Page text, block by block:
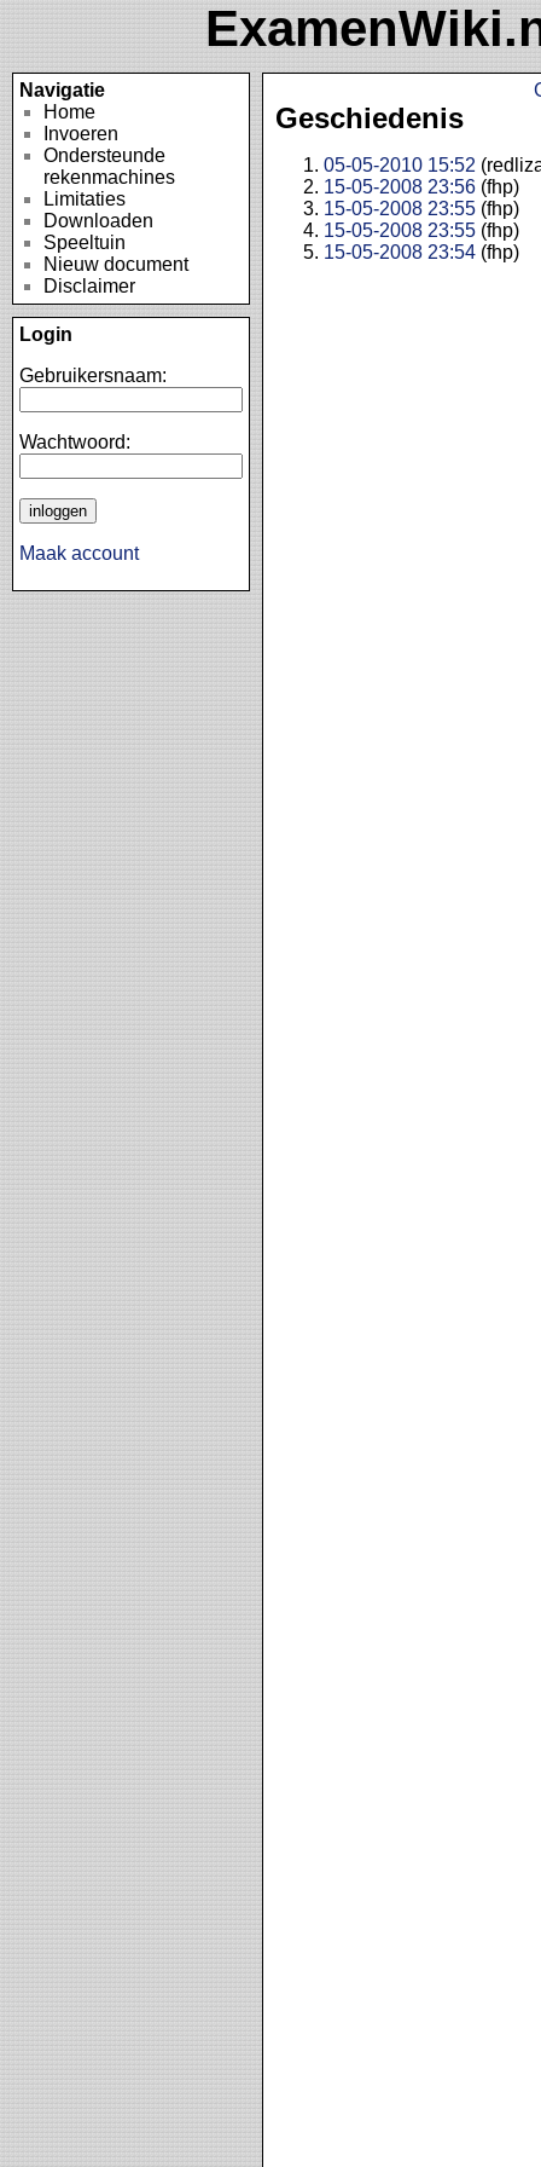
Navigatie
Home
Invoeren
Ondersteunde
rekenmachines
Limitaties
Downloaden
Speeltuin
Nieuw document
Disclaimer
Login
Gebruikersnaam:
Wachtwoord:
Maak account
Geschiedenis
05-05-2010 15:52
15-05-2008 23:56 (fhp)
15-05-2008 23:55 (fhp)
15-05-2008 23:55 (fhp)
15-05-2008 23:54 (fhp)